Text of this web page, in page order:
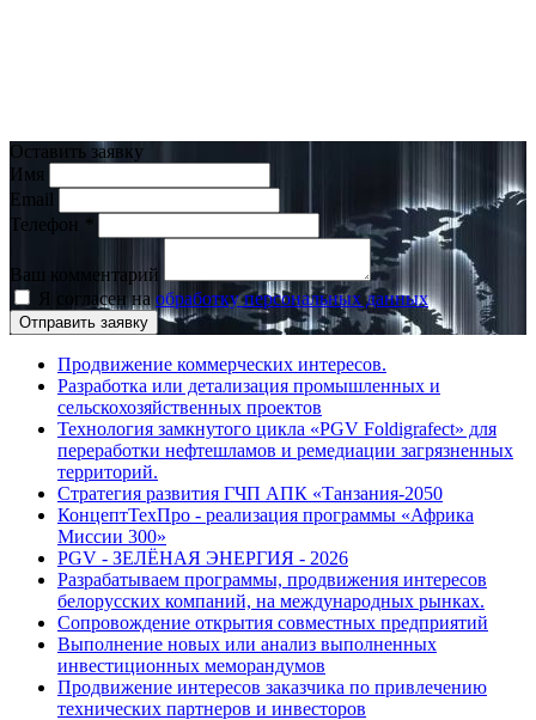
Оставить заявку
Имя
Email
Телефон
Ваш комментарий
Я согласен на обработку персональных данных
Отправить заявку
Продвижение коммерческих интересов.
Разработка или детализация промышленных и
сельскохозяйственных проектов
Технология замкнутого цикла «PGV Foldigrafect» для
переработки нефтешламов и ремедиации загрязненных
территорий.
Стратегия развития ГЧП АПК «Танзания-2050
КонцептТехПро - реализация программы «Африка
Миссии 300»
PGV - ЗЕЛЁНАЯ ЭНЕРГИЯ - 2026
Разрабатываем программы, продвижения интересов
белорусских компаний, на международных рынках.
Сопровождение открытия совместных предприятий
Выполнение новых или анализ выполненных
инвестиционных меморандумов
Продвижение интересов заказчика по привлечению
технических партнеров и инвесторов